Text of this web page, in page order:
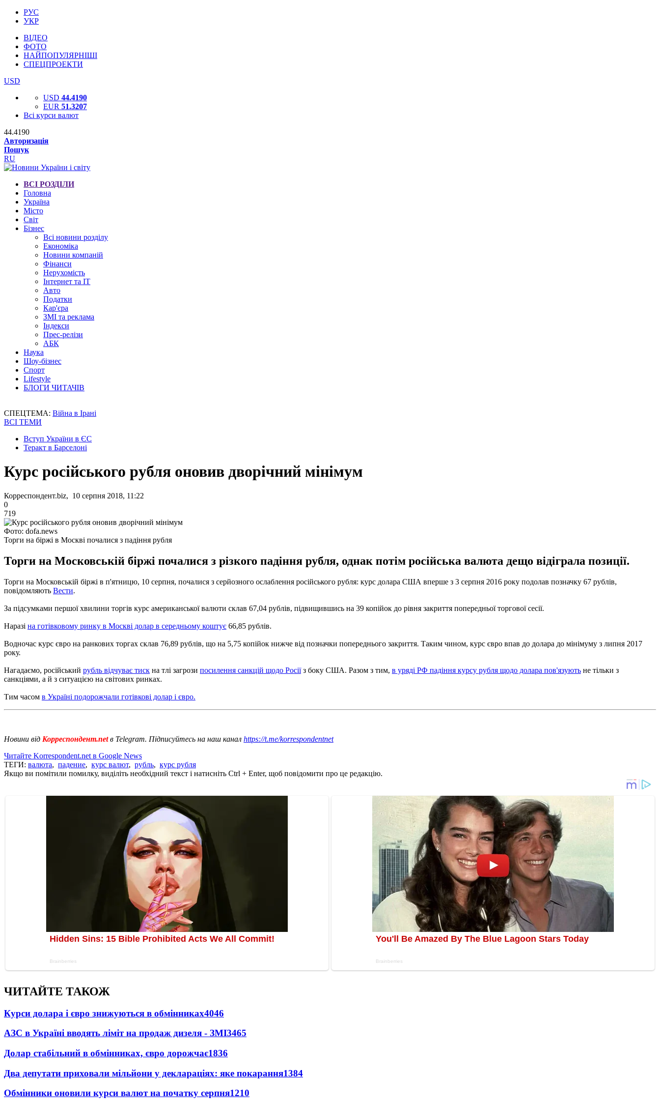
РУС
УКР
ВІДЕО
ФОТО
НАЙПОПУЛЯРНІШІ
СПЕЦПРОЕКТИ
USD
USD 44.4190
EUR 51.3207
Всі курси валют
44.4190
Авторизація
Пошук
RU
ВСІ РОЗДІЛИ
Головна
Україна
Місто
Світ
Бізнес
Всі новини розділу
Економіка
Новини компаній
Фінанси
Нерухомість
Інтернет та IT
Авто
Податки
Кар'єра
ЗМІ та реклама
Індекси
Прес-релізи
АБК
Наука
Шоу-бізнес
Спорт
Lifestyle
БЛОГИ ЧИТАЧІВ
СПЕЦТЕМА: Війна в Ірані
ВСІ ТЕМИ
Вступ України в ЄС
Теракт в Барселоні
Курс російського рубля оновив дворічний мінімум
Корреспондент.biz, 10 серпня 2018, 11:22
0
719
Фото: dofa.news
Торги на біржі в Москві почалися з падіння рубля
Торги на Московській біржі почалися з різкого падіння рубля, однак потім російська валюта дещо відіграла позиції.
Торги на Московській біржі в п'ятницю, 10 серпня, почалися з серйозного ослаблення російського рубля: курс долара США вперше з 3 серпня 2016 року подолав позначку 67 рублів,
повідомляють Вести.
За підсумками першої хвилини торгів курс американської валюти склав 67,04 рублів, підвищившись на 39 копійок до рівня закриття попередньої торгової сесії.
Наразі на готівковому ринку в Москві долар в середньому коштує 66,85 рублів.
Водночас курс євро на ранкових торгах склав 76,89 рублів, що на 5,75 копійок нижче від позначки попереднього закриття. Таким чином, курс євро впав до долара до мінімуму з липня 2017
року.
Нагадаємо, російський рубль відчуває тиск на тлі загрози посилення санкцій щодо Росіїз боку США. Разом з тим, в уряді РФ падіння курсу рубля щодо долара пов'язують не тільки з
санкціями, а й з ситуацією на світових ринках.
Тим часом в Україні подорожчали готівкові долар і євро.
Новини від Корреспондент.netв Telegram. Підписуйтесь на наш канал https://t.me/korrespondentnet
Читайте Korrespondent.net в Google News
ТЕГИ: валюта, падение, курс валют, рубль, курс рубля
Якщо ви помітили помилку, виділіть необхідний текст і натисніть Ctrl + Enter, щоб повідомити про це редакцію.
ЧИТАЙТЕ ТАКОЖ
Курси долара і євро знижуються в обмінниках4046
АЗС в Україні вводять ліміт на продаж дизеля - ЗМІ3465
Долар стабільний в обмінниках, євро дорожчає1836
Два депутати приховали мільйони у деклараціях: яке покарання1384
Обмінники оновили курси валют на початку серпня1210